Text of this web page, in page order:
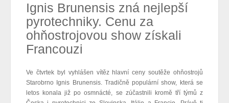
Ignis Brunensis zná nejlepší
pyrotechniky. Cenu za
ohňostrojovou show získali
Francouzi
Ve čtvrtek byl vyhlášen vítěz hlavní ceny soutěže ohňostrojů
Starobrno Ignis Brunensis. Tradičně populární show, která se
letos konala již po osmnácté, se zúčastnili kromě tří týmů z